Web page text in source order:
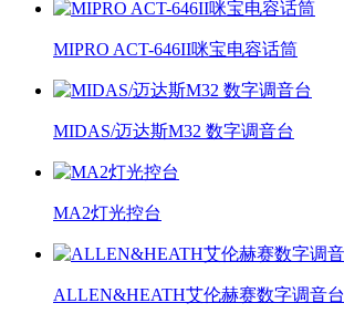
MIPRO ACT-646II咪宝电容话筒
MIDAS/迈达斯M32 数字调音台
MA2灯光控台
ALLEN&HEATH艾伦赫赛数字调音台